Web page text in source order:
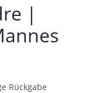
|
Rückgabe